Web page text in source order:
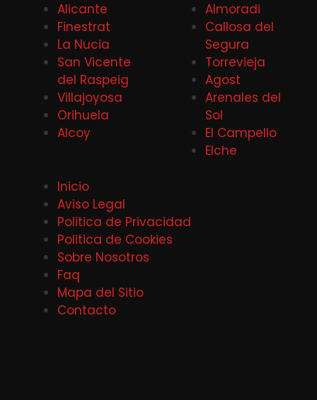
Alicante
Finestrat
La Nucia
San Vicente
del Raspeig
Villajoyosa
Orihuela
Alcoy
Almoradi
Callosa del
Segura
Torrevieja
Agost
Arenales del
Sol
El Campello
Elche
Inicio
Aviso Legal
Politica de Privacidad
Politica de Cookies
Sobre Nosotros
Faq
Mapa del Sitio
Contacto